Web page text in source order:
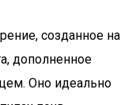
созданное на
дополненное
Оно идеально